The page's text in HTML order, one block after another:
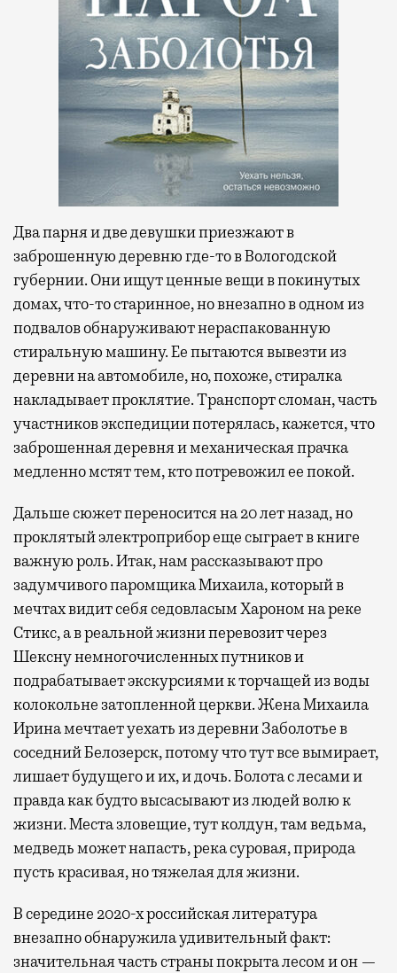
Два парня и две девушки приезжают в
заброшенную деревню где-то в Вологодской
губернии. Они ищут ценные вещи в покинутых
домах, что-то старинное, но внезапно в одном из
подвалов обнаруживают нераспакованную
стиральную машину. Ее пытаются вывезти из
деревни на автомобиле, но, похоже, стиралка
накладывает проклятие. Транспорт сломан, часть
участников экспедиции потерялась, кажется, что
заброшенная деревня и механическая прачка
медленно мстят тем, кто потревожил ее покой.
Дальше сюжет переносится на 20 лет назад, но
проклятый электроприбор еще сыграет в книге
важную роль. Итак, нам рассказывают про
задумчивого паромщика Михаила, который в
мечтах видит себя седовласым Хароном на реке
Стикс, а в реальной жизни перевозит через
Шексну немногочисленных путников и
подрабатывает экскурсиями к торчащей из воды
колокольне затопленной церкви. Жена Михаила
Ирина мечтает уехать из деревни Заболотье в
соседний Белозерск, потому что тут все вымирает,
лишает будущего и их, и дочь. Болота с лесами и
правда как будто высасывают из людей волю к
жизни. Места зловещие, тут колдун, там ведьма,
медведь может напасть, река суровая, природа
пусть красивая, но тяжелая для жизни.
В середине 2020-х российская литература
внезапно обнаружила удивительный факт:
значительная часть страны покрыта лесом и он —